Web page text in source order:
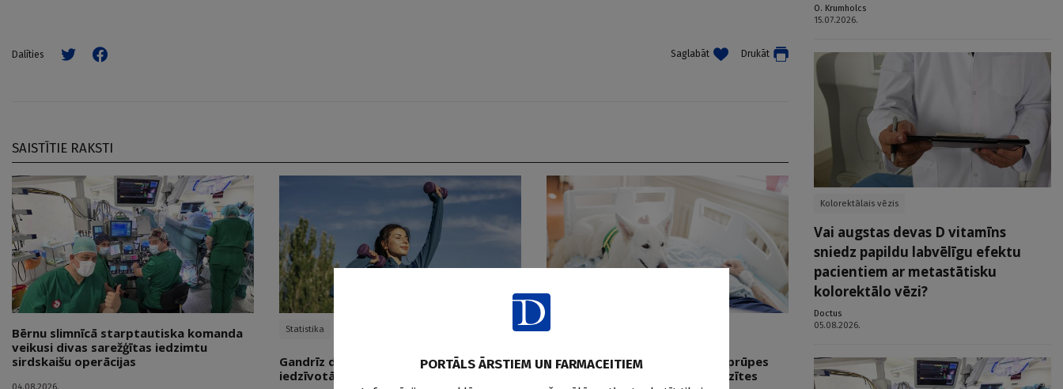
Dalīties Saglabāt Drukāt
SAISTĪTIE RAKSTI
Bērnu slimnīcā starptautiska komanda
veikusi divas sarežģītas iedzimtu
sirdskaišu operācijas
Statistika
Gandrīz divas trešdaļas Latvijas
iedzīvotāju ikdienā kustas pārāk maz
Stradiņa slimnīcas Paliatīvās aprūpes
centrā īsteno kanisterapijas vizītes
O. Krumholcs
15.07.2026.
Kolorektālais vēzis
Vai augstas devas D vitamīns
sniedz papildu labvēlīgu efektu
pacientiem ar metastātisku
kolorektālo vēzi?
Doctus
05.08.2026.
PORTĀLS ĀRSTIEM UN FARMACEITIEM